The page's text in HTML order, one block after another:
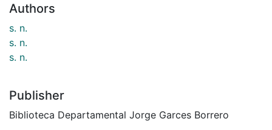
Authors
s. n.
s. n.
s. n.
Publisher
Biblioteca Departamental Jorge Garces Borrero